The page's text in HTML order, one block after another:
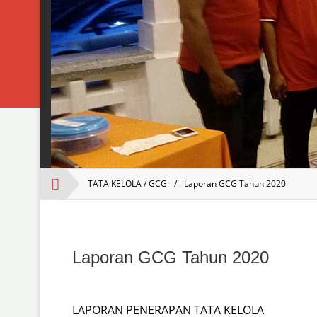
TATA KELOLA / GCG / Laporan GCG Tahun 2020
Laporan GCG Tahun 2020
LAPORAN PENERAPAN TATA KELOLA